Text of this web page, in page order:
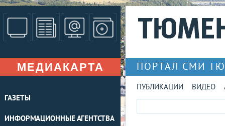
МЕДИАКАРТА
ГАЗЕТЫ
ИНФОРМАЦИОННЫЕ АГЕНТСТВА
ПОРТАЛ СМИ
ПУБЛИКАЦИИ ВИДЕО